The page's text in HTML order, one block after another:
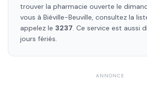
trouver la pharmacie ouverte le
vous à Biéville-Beuville, consultez la
appelez le 3237. Ce service est aussi
jours fériés.
ANNONCE